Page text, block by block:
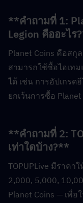
**คำถามที่ 1:
Legion คืออะไร
Planet Coins คือสกุ
สามารถใช้ซื้อไอเท
ได้ เช่น การอัปเกร
ยกเว้นการซื้อ
**คำถามที่ 2:
เท่าใดบ้าง?**
TOPUPLive มีราคา
2,000, 5,000,
Planet Coins — เพื่